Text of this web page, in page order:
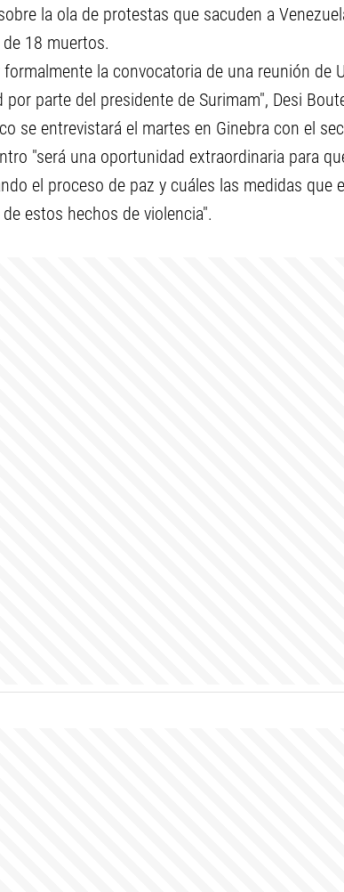
la ola de protestas que sacuden a
18 muertos.
la convocatoria de una reunión de
por parte del presidente de Surimam", Desi
se entrevistará el martes en Ginebra con el
"será una oportunidad extraordinaria para
el proceso de paz y cuáles las medidas que
estos hechos de violencia".